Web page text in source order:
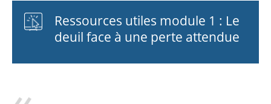
Ressources utiles module 1 : Le
deuil face à une perte attendue